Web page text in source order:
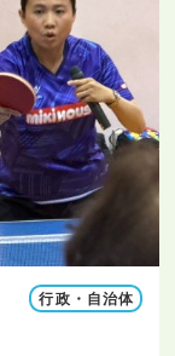
行政・自治体